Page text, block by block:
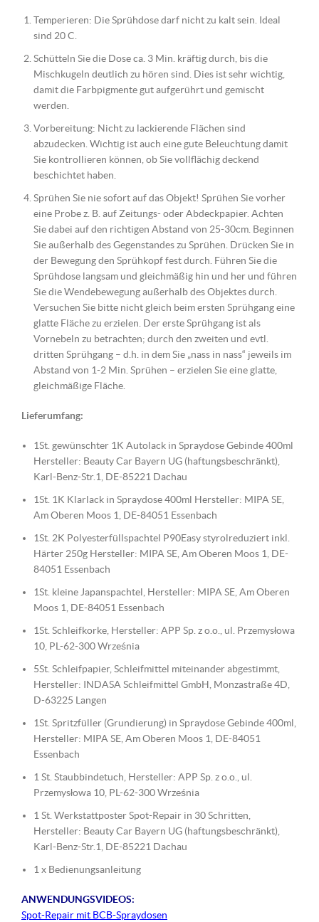
Temperieren: Die Sprühdose darf nicht zu kalt sein. Ideal
sind 20 C.
Schütteln Sie die Dose ca. 3 Min. kräftig durch, bis die
Mischkugeln deutlich zu hören sind. Dies ist sehr wichtig,
damit die Farbpigmente gut aufgerührt und gemischt
werden.
Vorbereitung: Nicht zu lackierende Flächen sind
abzudecken. Wichtig ist auch eine gute Beleuchtung damit
Sie kontrollieren können, ob Sie vollflächig deckend
beschichtet haben.
Sprühen Sie nie sofort auf das Objekt! Sprühen Sie vorher
eine Probe z. B. auf Zeitungs- oder Abdeckpapier. Achten
Sie dabei auf den richtigen Abstand von 25-30cm. Beginnen
Sie außerhalb des Gegenstandes zu Sprühen. Drücken Sie in
der Bewegung den Sprühkopf fest durch. Führen Sie die
Sprühdose langsam und gleichmäßig hin und her und führen
Sie die Wendebewegung außerhalb des Objektes durch.
Versuchen Sie bitte nicht gleich beim ersten Sprühgang eine
glatte Fläche zu erzielen. Der erste Sprühgang ist als
Vornebeln zu betrachten; durch den zweiten und evtl.
dritten Sprühgang – d.h. in dem Sie „nass in nass“ jeweils im
Abstand von 1-2 Min. Sprühen – erzielen Sie eine glatte,
gleichmäßige Fläche.
Lieferumfang:
1St. gewünschter 1K Autolack in Spraydose Gebinde 400ml
Hersteller: Beauty Car Bayern UG (haftungsbeschränkt),
Karl-Benz-Str.1, DE-85221 Dachau
1St. 1K Klarlack in Spraydose 400ml Hersteller: MIPA SE,
Am Oberen Moos 1, DE-84051 Essenbach
1St. 2K Polyesterfüllspachtel P90Easy styrolreduziert inkl.
Härter 250g Hersteller: MIPA SE, Am Oberen Moos 1, DE-
84051 Essenbach
1St. kleine Japanspachtel, Hersteller: MIPA SE, Am Oberen
Moos 1, DE-84051 Essenbach
1St. Schleifkorke, Hersteller: APP Sp. z o.o., ul. Przemysłowa
10, PL-62-300 Września
5St. Schleifpapier, Schleifmittel miteinander abgestimmt,
Hersteller: INDASA Schleifmittel GmbH, Monzastraße 4D,
D-63225 Langen
1St. Spritzfüller (Grundierung) in Spraydose Gebinde 400ml,
Hersteller: MIPA SE, Am Oberen Moos 1, DE-84051
Essenbach
1 St. Staubbindetuch, Hersteller: APP Sp. z o.o., ul.
Przemysłowa 10, PL-62-300 Września
1 St. Werkstattposter Spot-Repair in 30 Schritten,
Hersteller: Beauty Car Bayern UG (haftungsbeschränkt),
Karl-Benz-Str.1, DE-85221 Dachau
1 x Bedienungsanleitung
ANWENDUNGSVIDEOS:
Spot-Repair mit BCB-Spraydosen